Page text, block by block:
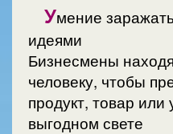
Умение
идеями
Бизнесмены
человеку, чтобы
продукт, товар или
выгодном свете